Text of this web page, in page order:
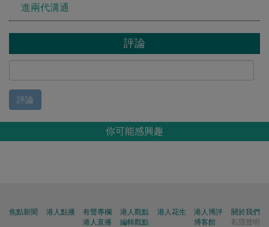
進兩代溝通
評論
評論
你可能感興趣
焦點新聞 港人點播
有聲專欄
港人直播
港人觀點
編輯觀點
港人花生
港人博評
博客館
關於我們
私隱聲明